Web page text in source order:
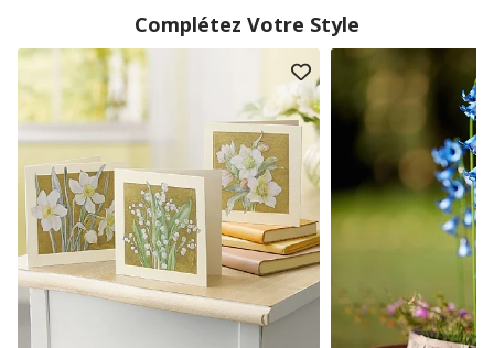
Complétez Votre Style